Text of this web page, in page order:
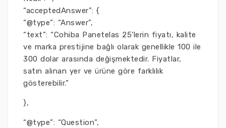
“acceptedAnswer”: {
“@type”: “Answer”,
“text”: “Cohiba Panetelas 25’lerin fiyatı, kalite
ve marka prestijine bağlı olarak genellikle 100 ile
300 dolar arasında değişmektedir. Fiyatlar,
satın alınan yer ve ürüne göre farklılık
gösterebilir.”
},
“@type”: “Question”,